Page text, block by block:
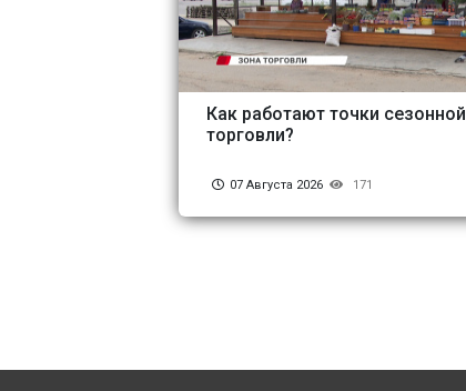
Как работают точки сезонной
торговли?
07 Августа 2026 171